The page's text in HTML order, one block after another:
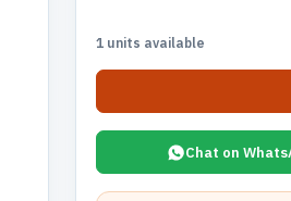
1 units available
Chat on